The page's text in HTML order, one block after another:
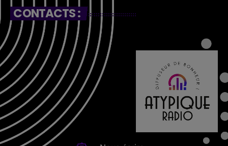
CONTACTS :